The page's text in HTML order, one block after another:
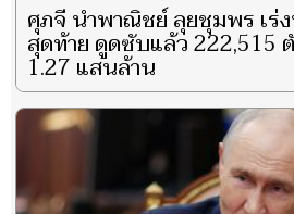
ศุภจี นำพาณิชย์ ลุยชุมพร เร่ง
สุดท้าย ดูดซับแล้ว 222,515
1.27 แสนล้าน